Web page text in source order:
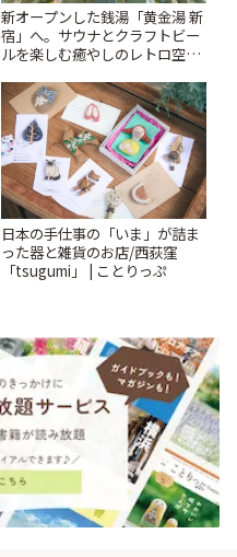
新オープンした銭湯「黄金湯 新
宿」へ。サウナとクラフトビー
ルを楽しむ癒やしのレトロ空間
日本の手仕事の「いま」が詰ま
った器と雑貨のお店/西荻窪
「tsugumi」 | ことりっぷ